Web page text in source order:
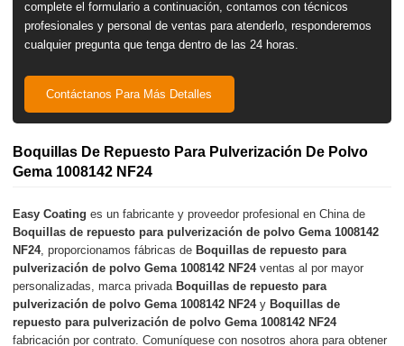
complete el formulario a continuación, contamos con técnicos
profesionales y personal de ventas para atenderlo, responderemos
cualquier pregunta que tenga dentro de las 24 horas.
Contáctanos Para Más Detalles
Boquillas De Repuesto Para Pulverización De Polvo
Gema 1008142 NF24
Easy Coating es un fabricante y proveedor profesional en China de
Boquillas de repuesto para pulverización de polvo Gema 1008142
NF24, proporcionamos fábricas de Boquillas de repuesto para
pulverización de polvo Gema 1008142 NF24ventas al por mayor
personalizadas, marca privada Boquillas de repuesto para
pulverización de polvo Gema 1008142 NF24y Boquillas de
repuesto para pulverización de polvo Gema 1008142 NF24
fabricación por contrato. Comuníquese con nosotros ahora para obtener